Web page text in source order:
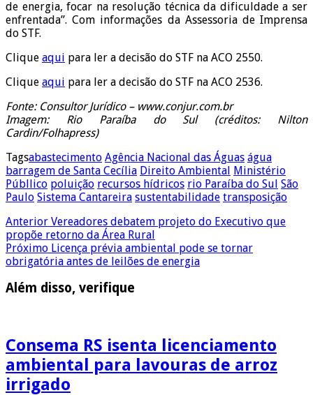
de energia, focar na resolução técnica da dificuldade a ser
enfrentada”. Com informações da Assessoria de Imprensa
do STF.
Clique aqui para ler a decisão do STF na ACO 2550.
Clique aqui para ler a decisão do STF na ACO 2536.
Fonte: Consultor Jurídico – www.conjur.com.br
Imagem: Rio Paraíba do Sul (créditos: Nilton
Cardin/Folhapress)
Tagsabastecimento Agência Nacional das Águas água
barragem de Santa Cecília Direito Ambiental Ministério
Públlico poluição recursos hídricos rio Paraíba do Sul São
Paulo Sistema Cantareira sustentabilidade transposição
Anterior Vereadores debatem projeto do Executivo que
propõe retorno da Área Rural
Próximo Licença prévia ambiental pode se tornar
obrigatória antes de leilões de energia
Além disso, verifique
Consema RS isenta licenciamento
ambiental para lavouras de arroz
irrigado